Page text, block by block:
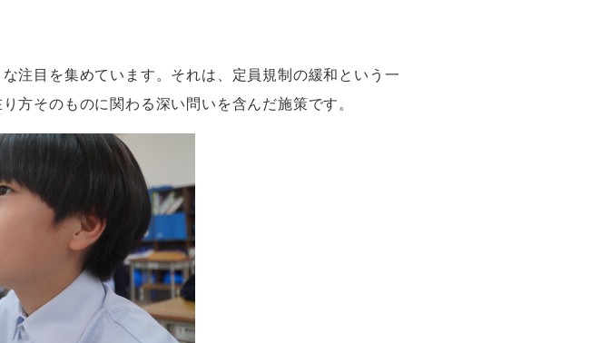
注目を集めています。それは、定員規制の緩和という一
方そのものに関わる深い問いを含んだ施策です。